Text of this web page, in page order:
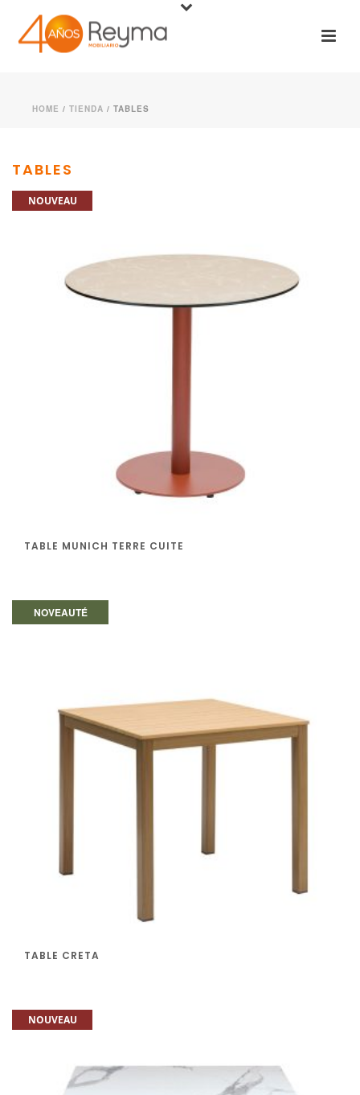
HOME / TIENDA / TABLES
TABLES
NOUVEAU
TABLE MUNICH TERRE CUITE
NOVEAUTÉ
TABLE CRETA
NOUVEAU